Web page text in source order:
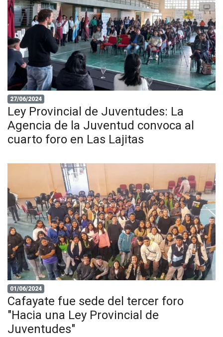
27/06/2024
Ley Provincial de Juventudes: La
Agencia de la Juventud convoca al
cuarto foro en Las Lajitas
01/06/2024
Cafayate fue sede del tercer foro
"Hacia una Ley Provincial de
Juventudes"